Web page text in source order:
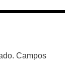
Campos